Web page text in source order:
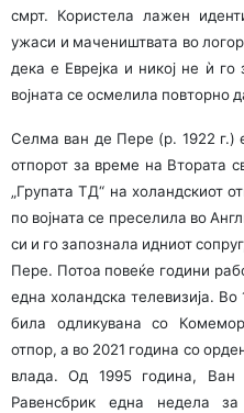
смрт. Користела лажен
ужаси и мачеништвата во
дека е Еврејка и никој не ѝ
војната се осмелила
Селма ван де Пере (р. 1922 г.)
отпорот за време на Втората
„Групата ТД“ на холандскиот
по војната се преселила во
си и го запознала идниот
Пере. Потоа повеќе години
една холандска телевизија.
била одликувана со
отпор, а во 2021 година со
влада. Од 1995 година,
Равенсбрик една недела